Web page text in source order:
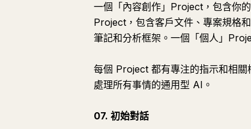
一個「內容創作」Project，包含你
Project，包含客戶文件、專案規格
筆記和分析框架。一個「個人」
每個 Project 都有專注的指示和相關
處理所有事情的通用型 AI。
07. 初始對話